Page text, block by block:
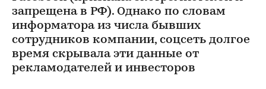
запрещена в РФ). Однако по словам
информатора из числа бывших
сотрудников компании, соцсеть долгое
время скрывала эти данные от
рекламодателей и инвесторов